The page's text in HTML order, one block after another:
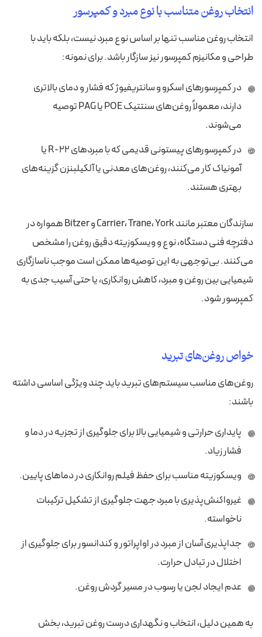
انتخاب روغن متناسب با نوع مبرد و کمپرسور
انتخاب روغن مناسب تنها بر اساس نوع مبرد نیست، بلکه باید با
طراحی و مکانیزم کمپرسور نیز سازگار باشد. برای نمونه:
در کمپرسورهای اسکرو و سانتریفیوژ که فشار و دمای بالاتری
دارند، معمولاً روغن‌های سنتتیک POE یا PAG توصیه
می‌شوند.
در کمپرسورهای پیستونی قدیمی که با مبردهای R-22 یا
آمونیاک کار می‌کنند، روغن‌های معدنی یا آلکیلبنزن گزینه‌های
بهتری هستند.
سازندگان معتبر مانند Carrier، Trane، York و Bitzer همواره در
دفترچه فنی دستگاه، نوع و ویسکوزیته دقیق روغن را مشخص
می‌کنند. بی‌توجهی به این توصیه‌ها ممکن است موجب ناسازگاری
شیمیایی بین روغن و مبرد، کاهش روانکاری، یا حتی آسیب جدی به
کمپرسور شود.
خواص روغن‌های تبرید
روغن‌های مناسب سیستم‌های تبرید باید چند ویژگی اساسی داشته
باشند:
پایداری حرارتی و شیمیایی بالا برای جلوگیری از تجزیه در دما و
فشار زیاد.
ویسکوزیته مناسب برای حفظ فیلم روانکاری در دماهای پایین.
غیرواکنش‌پذیری با مبرد جهت جلوگیری از تشکیل ترکیبات
ناخواسته.
جداپذیری آسان از مبرد در اواپراتور و کندانسور برای جلوگیری از
اختلال در تبادل حرارت.
عدم ایجاد لجن یا رسوب در مسیر گردش روغن.
به همین دلیل، انتخاب و نگهداری درست روغن تبرید، بخش